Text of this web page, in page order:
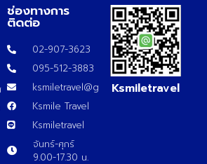
ช่องทางการ
ติดต่อ
02-907-3623
095-512-3883
ksmiletravel@gmail.com
Ksmile Travel
Ksmiletravel
จันทร์-ศุกร์
9.00-17.30 น.
Ksmiletravel